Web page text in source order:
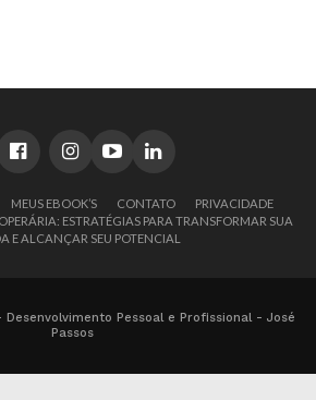
MEUS EBOOK’S CONTATO
PRIVACIDADE
ESTRATÉGIAS PARA TRANSFORMAR SUA
E ALCANÇAR SEU POTENCIAL
Pessoal e Profissional - José
Passos